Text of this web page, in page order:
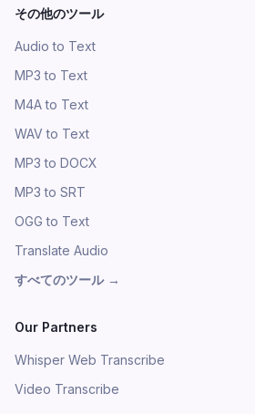
その他のツール
Audio to Text
MP3 to Text
M4A to Text
WAV to Text
MP3 to DOCX
MP3 to SRT
OGG to Text
Translate Audio
すべてのツール→
Our Partners
Whisper Web Transcribe
Video Transcribe